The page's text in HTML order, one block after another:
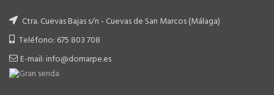
Ctra. Cuevas Bajas s/n - Cuevas de San Marcos (Málaga)
Teléfono: 675 803 708
E-mail: info@domarpe.es